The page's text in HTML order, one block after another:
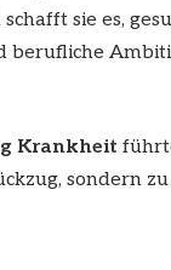
sie es,
berufliche
Krankheit
sondern